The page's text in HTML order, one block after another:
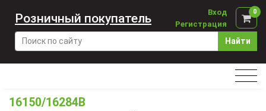
Найти
Вход
Регистрация
0
Розничный покупатель
16150/16284B